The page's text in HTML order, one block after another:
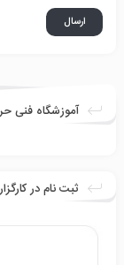
آموزشگاه فنی
ثبت نام در